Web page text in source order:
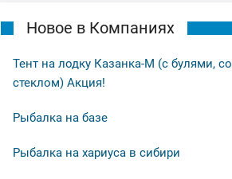
Новое в Компаниях
Тент на лодку Казанка-М (с булями, со
стеклом) Акция!
Рыбалка на базе
Рыбалка на хариуса в сибири